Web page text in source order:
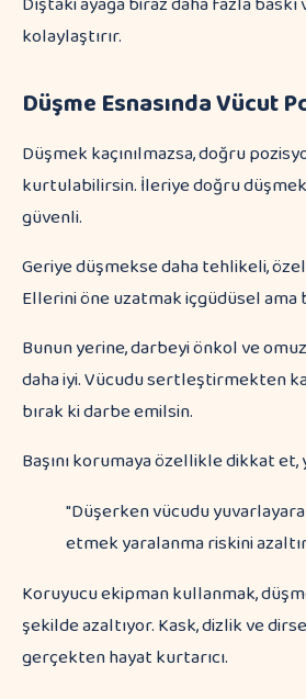
kolaylaştırır.
Düşme Esnasında Vücut
Düşmek kaçınılmazsa, doğru
kurtulabilirsin. İleriye doğru
güvenli.
Geriye düşmekse daha tehlikeli,
Ellerini öne uzatmak içgüdüsel
Bunun yerine, darbeyi önkol ve
daha iyi. Vücudu sertleştirmekten
bırak ki darbe emilsin.
Başını korumaya özellikle dikkat et,
"Düşerken vücudu
etmek yaralanma riskini
Koruyucu ekipman kullanmak,
şekilde azaltıyor. Kask, dizlik ve
gerçekten hayat kurtarıcı.